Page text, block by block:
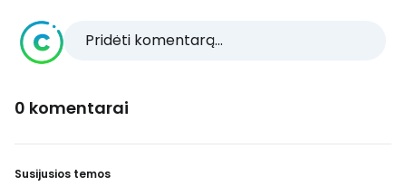
Pridėti komentarą...
0 komentarai
Susijusios temos